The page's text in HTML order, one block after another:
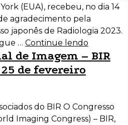
(EUA), recebeu, no dia 14
agradecimento pela
japonês de Radiologia 2023.
… Continue lendo
de Imagem – BIR
de fevereiro
do BIR O Congresso
Imaging Congress) – BIR,